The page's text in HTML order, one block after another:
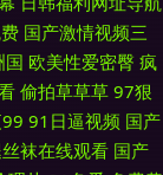
国产激情视频三
国 欧美性爱密臀 疯
偷拍草草草 97狠
91日逼视频 国产
袜在线观看 国产